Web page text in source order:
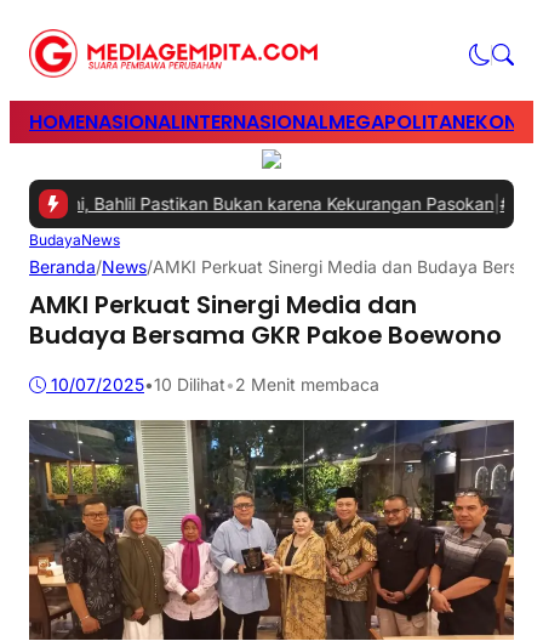
HOMENASIONALINTERNASIONALMEGAPOLITAN
Bahlil Pastikan Bukan karena Kekurangan Pasokan|#2 -
BudayaNews
Beranda/News/AMKI Perkuat Sinergi Media dan Budaya
AMKI Perkuat Sinergi Media dan
Budaya Bersama GKR Pakoe Boewono
10/07/2025•10 Dilihat•2 Menit membaca